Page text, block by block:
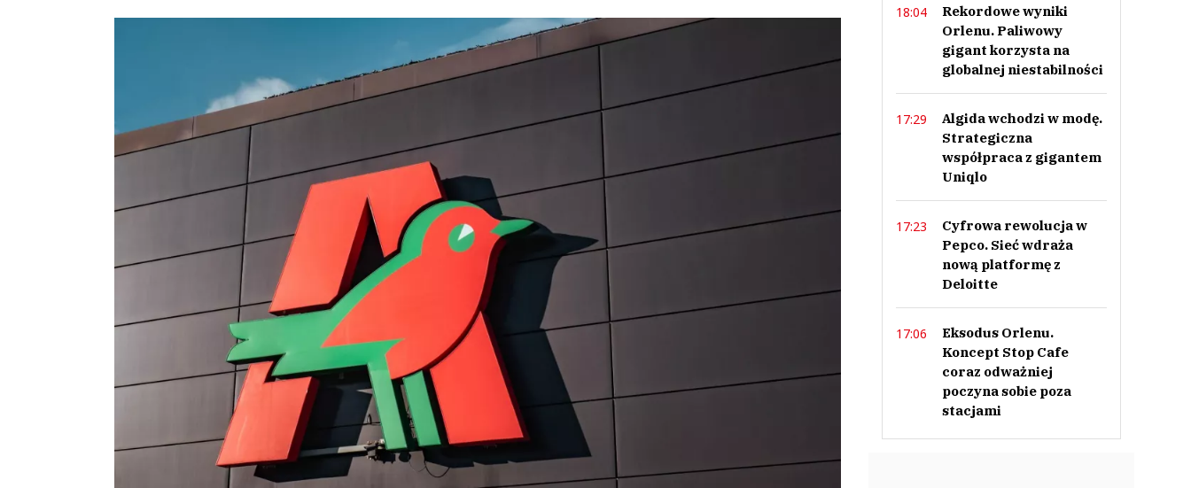
18:04
Rekordowe wyniki
Orlenu. Paliwowy
gigant korzysta na
globalnej niestabilności
17:29
Algida wchodzi w modę.
Strategiczna
współpraca z gigantem
Uniqlo
17:23
Cyfrowa rewolucja w
Pepco. Sieć wdraża
nową platformę z
Deloitte
17:06
Eksodus Orlenu.
Koncept Stop Cafe
coraz odważniej
poczyna sobie poza
stacjami